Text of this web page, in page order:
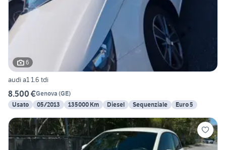
6
audi a1 1.6 tdi
8.500 €Genova (GE)
Usato
05/2013 135000 Km Diesel Sequenziale Euro 5